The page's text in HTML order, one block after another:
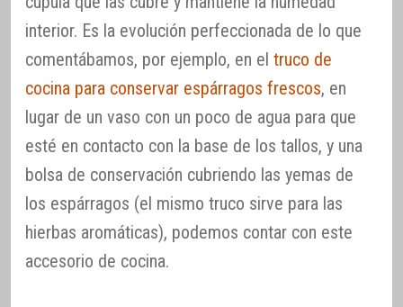
interior. Es la evolución perfeccionada de lo que
comentábamos, por ejemplo, en el truco de
cocina para conservar espárragos frescos, en
lugar de un vaso con un poco de agua para que
esté en contacto con la base de los tallos, y una
bolsa de conservación cubriendo las yemas de
los espárragos (el mismo truco sirve para las
hierbas aromáticas), podemos contar con este
accesorio de cocina.